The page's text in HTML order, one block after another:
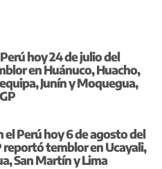
hoy 24 de julio del
en Huánuco, Huacho,
Junín y Moquegua,
el Perú hoy 6 de agosto del
reportó temblor en Ucayali,
San Martín y Lima